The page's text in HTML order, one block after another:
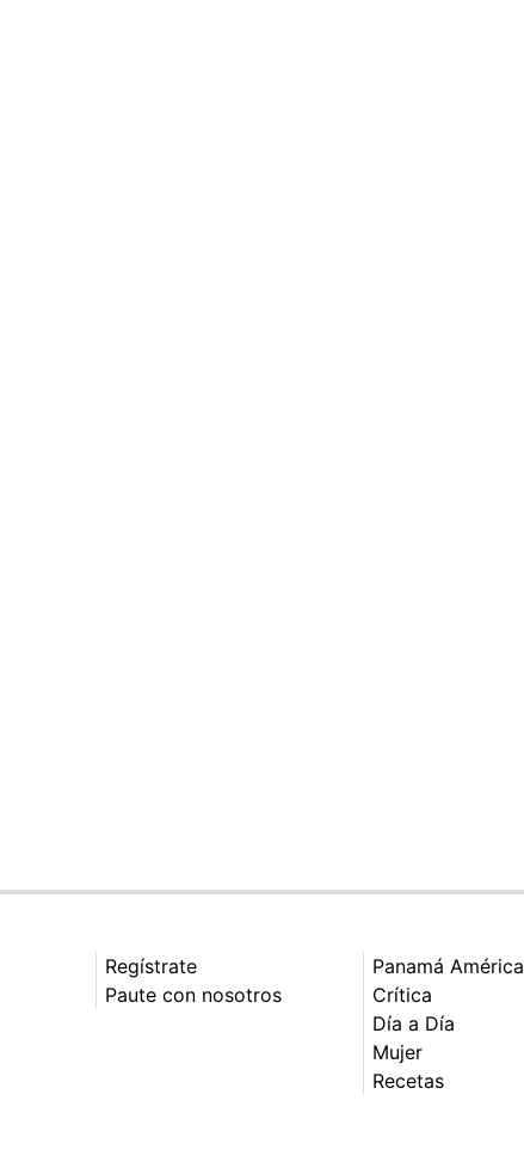
Regístrate
Paute con nosotros
Panamá América
Crítica
Día a Día
Mujer
Recetas